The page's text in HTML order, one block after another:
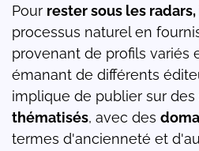
Pour rester sous les radars,
processus naturel en
provenant de profils variés
émanant de différents
implique de publier sur des
thématisés, avec des
termes d'ancienneté et